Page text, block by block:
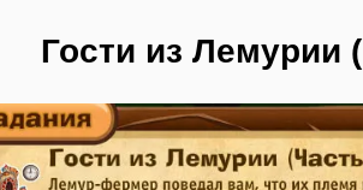
Гости из Лемурии